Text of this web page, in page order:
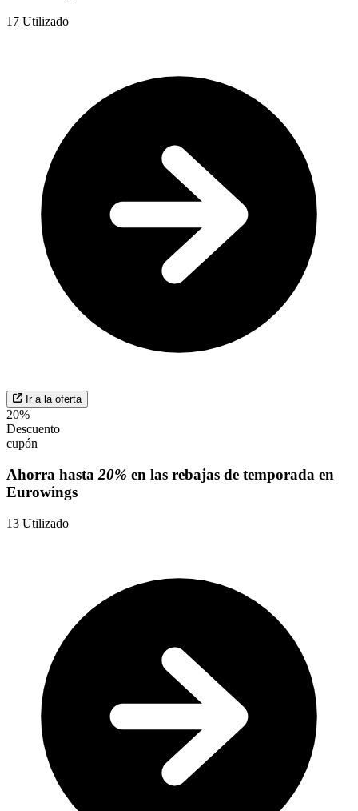
17 Utilizado
Ir a la oferta
20%
Descuento
cupón
Ahorra hasta 20% en las rebajas de temporada en
Eurowings
13 Utilizado